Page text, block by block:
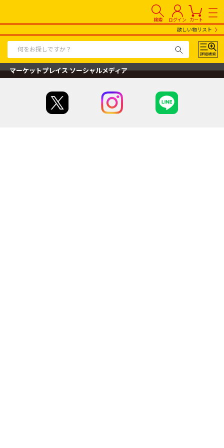
検索 ログイン カート
欲しい物リスト
マーケットプレイス ソーシャルメディア